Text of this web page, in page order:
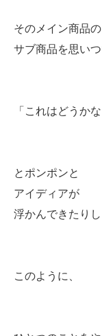
そのメイン商品の
サブ商品を思いつ
「これはどうか
とポンポンと
アイディアが
浮かんできたりし
このように、